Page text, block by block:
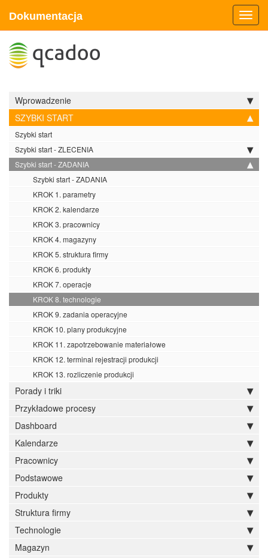
Dokumentacja
Wprowadzenie
SZYBKI START
Szybki start
Szybki start - ZLECENIA
Szybki start - ZADANIA
Szybki start - ZADANIA
KROK 1. parametry
KROK 2. kalendarze
KROK 3. pracownicy
KROK 4. magazyny
KROK 5. struktura firmy
KROK 6. produkty
KROK 7. operacje
KROK 8. technologie
KROK 9. zadania operacyjne
KROK 10. plany produkcyjne
KROK 11. zapotrzebowanie materiałowe
KROK 12. terminal rejestracji produkcji
KROK 13. rozliczenie produkcji
Porady i triki
Przykładowe procesy
Dashboard
Kalendarze
Pracownicy
Podstawowe
Produkty
Struktura firmy
Technologie
Magazyn